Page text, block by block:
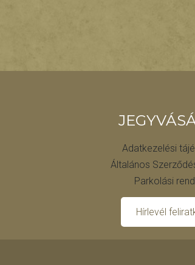
Adatkezelési
Általános
Parkolási
Hírlevél